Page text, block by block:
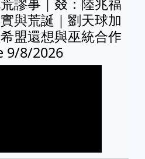
與荒誕｜劉天球加
盟還想與巫統合作
9/8/2026